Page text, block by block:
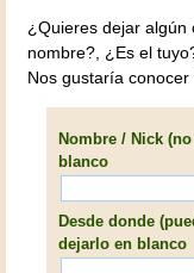
¿Quieres dejar algún
nombre?, ¿Es el
Nos gustaría
Nombre / Nick
blanco
Desde donde
dejarlo en blanco